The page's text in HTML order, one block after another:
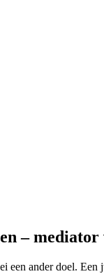
– mediator
een ander doel.